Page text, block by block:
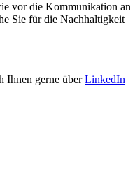
vor die Kommunikation an
Sie für die Nachhaltigkeit
Ihnen gerne überLinkedIn